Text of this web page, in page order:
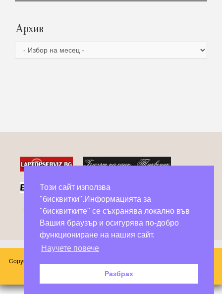
Архив
Архив
Фейсбук групи в помощ на бездомни животни
Copyright © 2026 Блог Слънчоглед. Всички произведения, публикувани в
този сайт принадлежат на техните автори.
Този сайт използва
"бисквитки".Информацията за
"бисквитките" се съхранява локално във
Вашия браузър и осигурява по-добро
функциониране на нашия сайт.
Научете повече
Разбрах